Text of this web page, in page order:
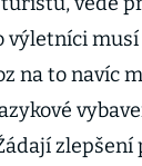
výletníci
na to navíc